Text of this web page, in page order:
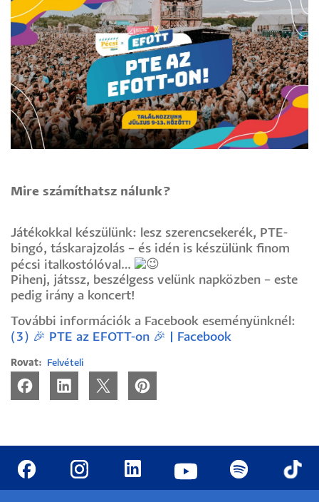
Mire számíthatsz nálunk?
Játékokkal készülünk: lesz szerencsekerék, PTE-
bingó, táskarajzolás – és idén is készülünk finom
pécsi italkostólóval…
Pihenj, játssz, beszélgess velünk napközben – este
pedig irány a koncert!
További információk a Facebook eseményünknél:
(3) 🎉 PTE az EFOTT-on 🎉 | Facebook
Rovat Felvételi